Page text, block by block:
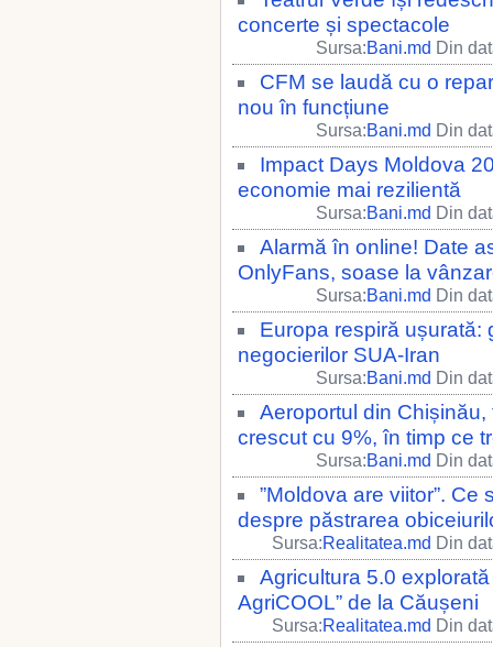
concerte și spectacole
Sursa:Bani.md Din
CFM se laudă cu o
nou în funcțiune
Sursa:Bani.md Din
Impact Days Moldova
economie mai rezilientă
Sursa:Bani.md Din
Alarmă în online! Date
OnlyFans, soase la
Sursa:Bani.md Din
Europa respiră ușurată:
negocierilor SUA-Iran
Sursa:Bani.md Din
Aeroportul din
crescut cu 9%, în timp ce
Sursa:Bani.md Din
”Moldova are viitor”.
despre păstrarea
Sursa:Realitatea.md Din
Agricultura 5.0
AgriCOOL” de la Căușeni
Sursa:Realitatea.md Din